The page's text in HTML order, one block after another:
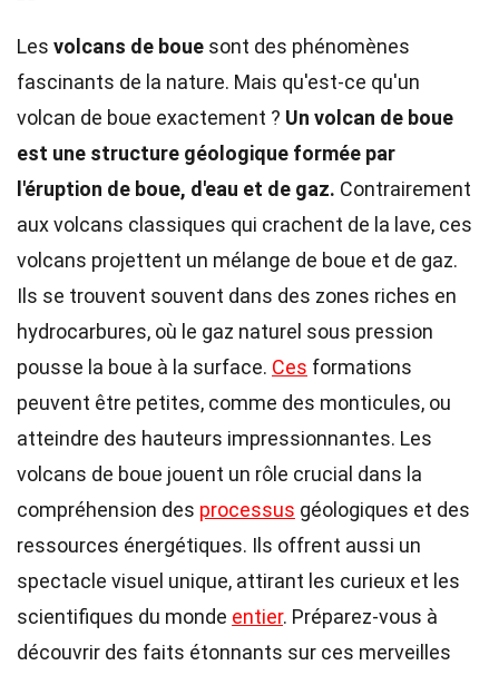
Les volcans de boue sont des phénomènes
fascinants de la nature. Mais qu'est-ce qu'un
volcan de boue exactement ? Un volcan de boue
est une structure géologique formée par
l'éruption de boue, d'eau et de gaz. Contrairement
aux volcans classiques qui crachent de la lave, ces
volcans projettent un mélange de boue et de gaz.
Ils se trouvent souvent dans des zones riches en
hydrocarbures, où le gaz naturel sous pression
pousse la boue à la surface. Ces formations
peuvent être petites, comme des monticules, ou
atteindre des hauteurs impressionnantes. Les
volcans de boue jouent un rôle crucial dans la
compréhension des processus géologiques et des
ressources énergétiques. Ils offrent aussi un
spectacle visuel unique, attirant les curieux et les
scientifiques du monde entier. Préparez-vous à
découvrir des faits étonnants sur ces merveilles